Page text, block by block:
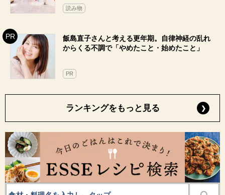
読み物
飯島直子さんと考える更年期。自律神経の乱れ
からくる不調で「やめたこと・始めたこと」
PR
ランキングをもっと見る